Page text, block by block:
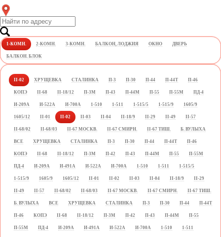
1-КОМН. 2-КОМН. 3-КОМН. БАЛКОН, ЛОДЖИЯ ОКНО ДВЕРЬ
БАЛКОН. БЛОК
II-02 ХРУЩЕВКА СТАЛИНКА П-3 П-30 П-44 П-44Т П-46
КОПЭ II-68 II-18/12 П-3М П-43 П-44М П-55 П-55М ПД-4
И-209А И-522А И-700А 1-510 1-511 1-515/5 1-515/9 1605/9
1605/12 II-01 II-02 II-03 II-04 II-18/9 II-29 II-49 II-57
II-68/02 II-68/03 II-67 МОСКВ. II-67 СМИРН. II-67 ТИШ. Б. ВУЛЫХА
ВСЕ ХРУЩЕВКА СТАЛИНКА П-3 П-30 П-44 П-44Т П-46
КОПЭ II-68 II-18/12 П-3М П-42 П-43 П-44М П-55 П-55М
ПД-4 И-209А И-491А И-522А И-700А 1-510 1-511 1-515/5
1-515/9 1605/9 1605/12 II-01 II-02 II-03 II-04 II-18/9 II-29
II-49 II-57 II-68/02 II-68/03 II-67 МОСКВ. II-67 СМИРН. II-67 ТИШ.
Б. ВУЛЫХА ВСЕ ХРУЩЕВКА СТАЛИНКА П-3 П-30 П-44 П-44Т
П-46 КОПЭ II-68 II-18/12 П-3М П-42 П-43 П-44М П-55
П-55М ПД-4 И-209А И-491А И-522А И-700А 1-510 1-511